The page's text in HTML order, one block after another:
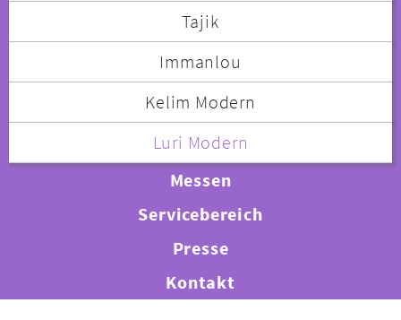
Tajik
Immanlou
Kelim Modern
Luri Modern
Messen
Servicebereich
Presse
Kontakt